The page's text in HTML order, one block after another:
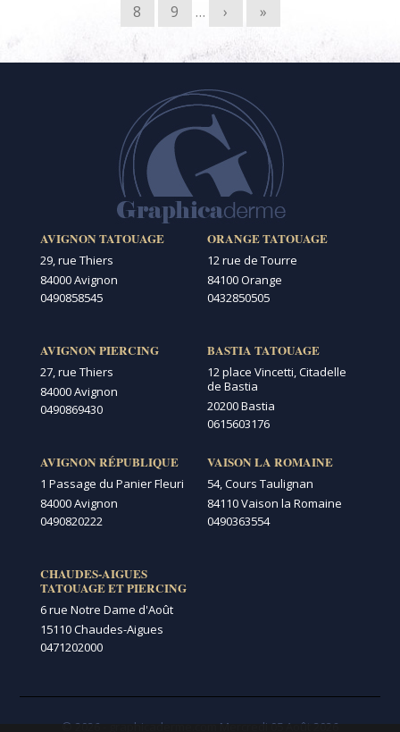
8
9 … › »
AVIGNON TATOUAGE
29, rue Thiers
84000 Avignon
0490858545
AVIGNON PIERCING
27, rue Thiers
84000 Avignon
0490869430
AVIGNON RÉPUBLIQUE
1 Passage du Panier Fleuri
84000 Avignon
0490820222
CHAUDES-AIGUES
TATOUAGE ET PIERCING
6 rue Notre Dame d'Août
15110 Chaudes-Aigues
0471202000
ORANGE TATOUAGE
12 rue de Tourre
84100 Orange
0432850505
BASTIA TATOUAGE
12 place Vincetti, Citadelle
de Bastia
20200 Bastia
0615603176
VAISON LA ROMAINE
54, Cours Taulignan
84110 Vaison la Romaine
0490363554
© 2026 - graphicaderme.com Mercredi 05 Août 2026